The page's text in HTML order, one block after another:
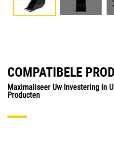
COMPATIBELE
Maximaliseer Uw Investering In
Producten